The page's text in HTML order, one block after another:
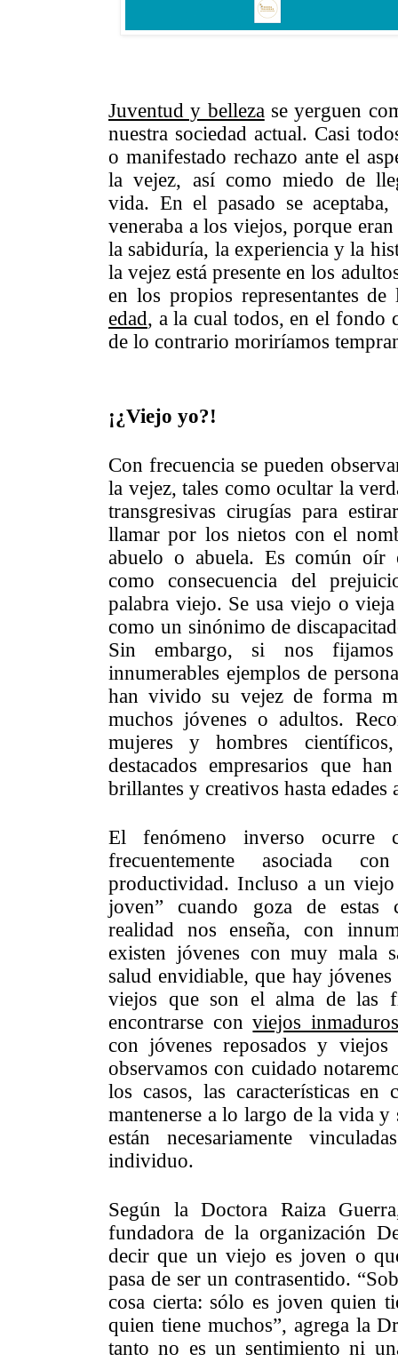
Juventud y belleza se yerguen
nuestra sociedad actual. Casi
o manifestado rechazo ante el
la vejez, así como miedo de
vida. En el pasado se
veneraba a los viejos, porque
la sabiduría, la experiencia y la
la vejez está presente en los
en los propios representantes
edad, a la cual todos, en el fondo
de lo contrario moriríamos
¡¿Viejo yo?!
Con frecuencia se pueden
la vejez, tales como ocultar la
transgresivas cirugías para
llamar por los nietos con el
abuelo o abuela. Es común oír
como consecuencia del
palabra viejo. Se usa viejo o
como un sinónimo de
Sin embargo, si nos fijamos
innumerables ejemplos de
han vivido su vejez de forma
muchos jóvenes o adultos.
mujeres y hombres
destacados empresarios que
brillantes y creativos hasta edades
El fenómeno inverso ocurre
frecuentemente asociada
productividad. Incluso a un viejo
joven” cuando goza de estas
realidad nos enseña, con
existen jóvenes con muy mala
salud envidiable, que hay
viejos que son el alma de las
encontrarse conviejos
con jóvenes reposados y viejos
observamos con cuidado
los casos, las características en
mantenerse a lo largo de la vida
están necesariamente
individuo.
Según la Doctora Raiza
fundadora de la organización
decir que un viejo es joven o
pasa de ser un contrasentido.
cosa cierta: sólo es joven quien
quien tiene muchos”, agrega la
tanto no es un sentimiento ni